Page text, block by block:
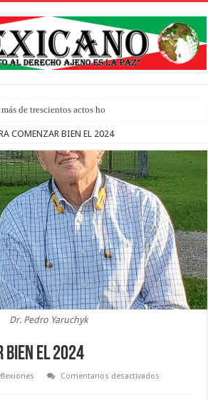
trescientos actos honra a inmigrantes muertos y
COMENZAR BIEN EL 2024
Dr. Pedro Yaruchyk
BIEN EL 2024
Comentarios desactivados